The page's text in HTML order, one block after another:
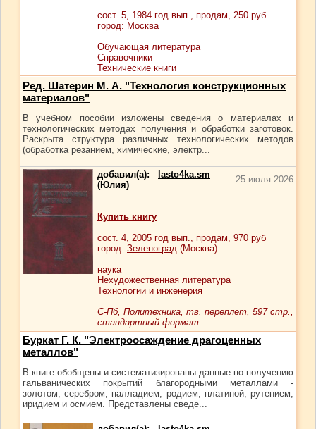
сост. 5, 1984 год вып., продам, 250 руб
город: Москва
Обучающая литература
Справочники
Технические книги
Ред. Шатерин М. А. "Технология конструкционных
материалов"
В учебном пособии изложены сведения о материалах и
технологических методах получения и обработки заготовок.
Раскрыта структура различных технологических методов
(обработка резанием, химические, электр...
добавил(а):
lasto4ka.sm
(Юлия)
25 июля 2026
Купить книгу
сост. 4, 2005 год вып., продам, 970 руб
город: Зеленоград (Москва)
наука
Нехудожественная литература
Технологии и инженерия
С-Пб, Политехника, тв. переплет, 597 стр.,
стандартный формат.
Буркат Г. К. "Электроосаждение драгоценных
металлов"
В книге обобщены и систематизированы данные по получению
гальванических покрытий благородными металлами -
золотом, серебром, палладием, родием, платиной, рутением,
иридием и осмием. Представлены сведе...